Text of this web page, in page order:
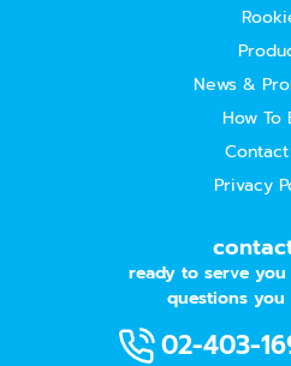
News &
How To
Privacy
ready to serve
questions you
02-403-